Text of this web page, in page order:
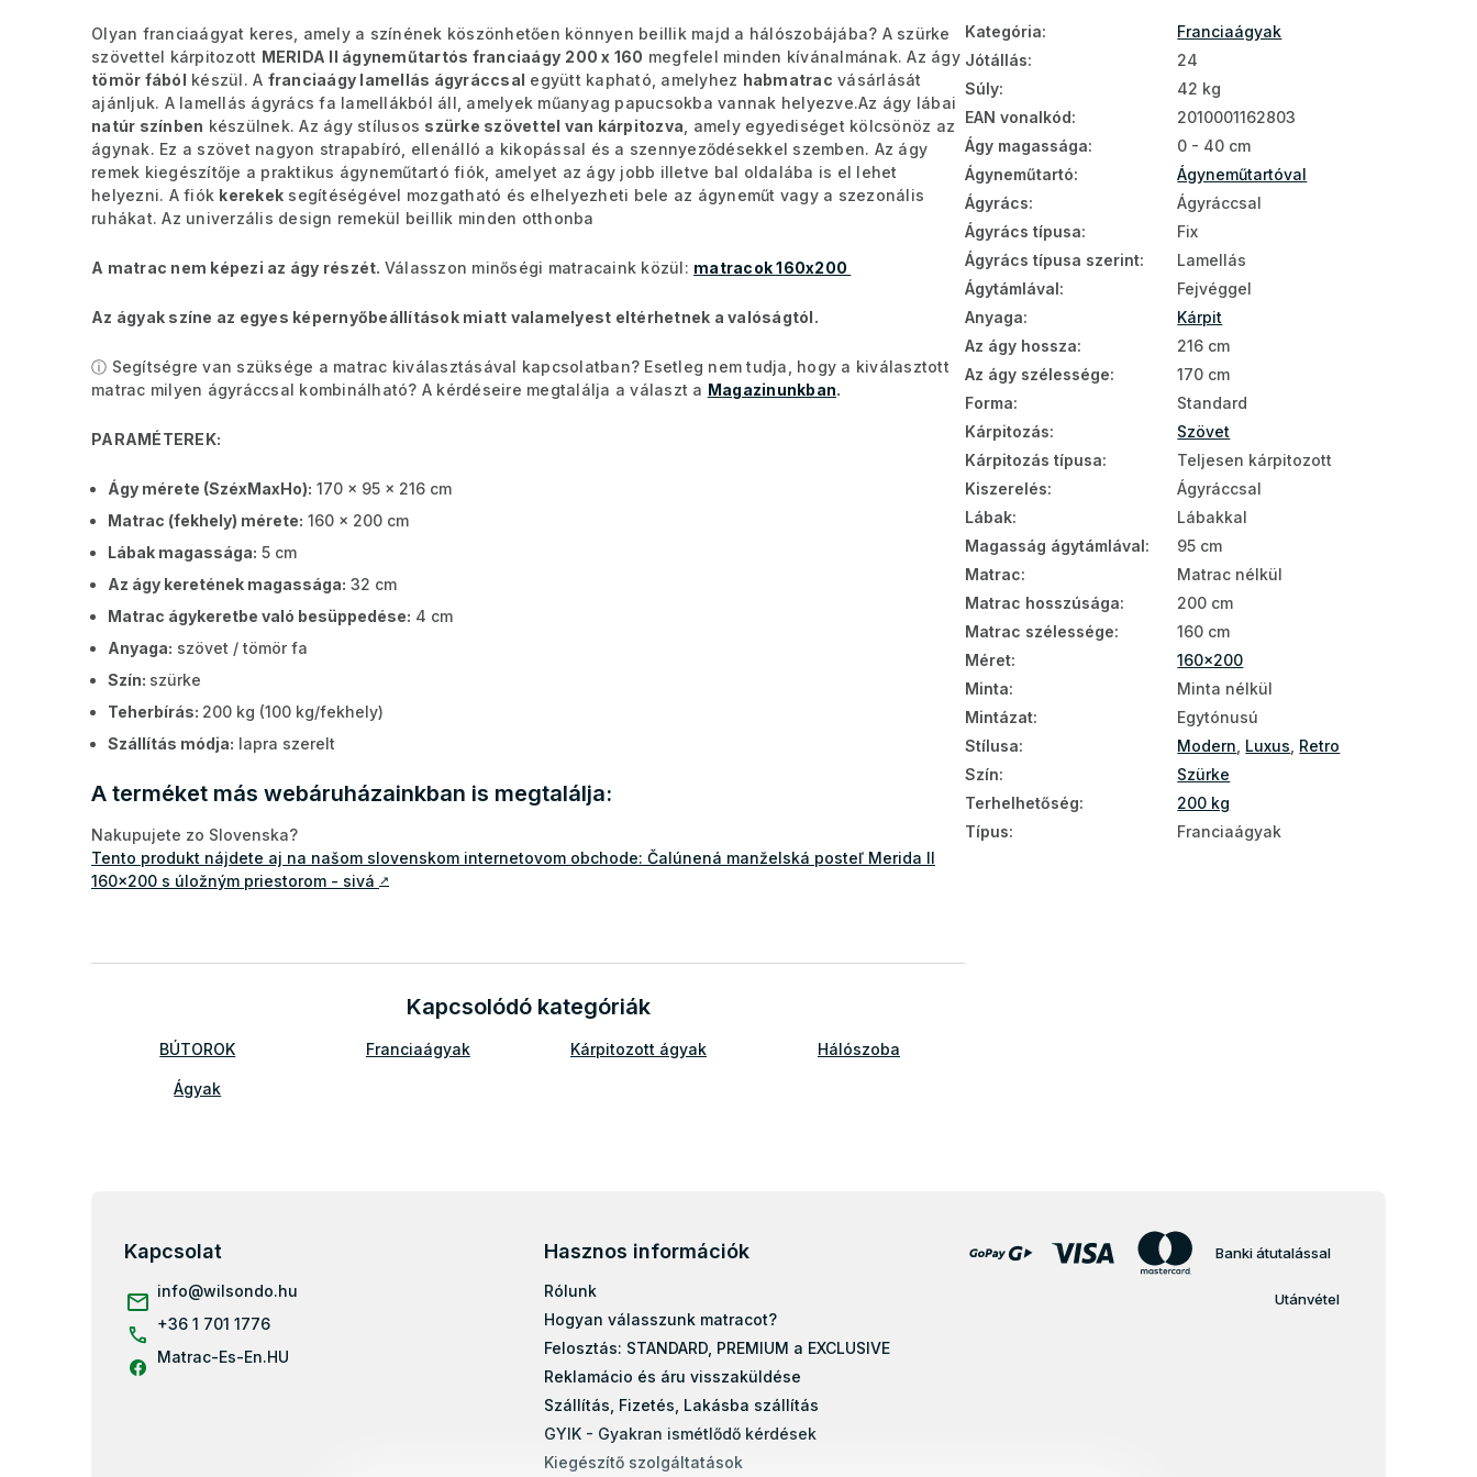
Olyan franciaágyat keres, amely a színének köszönhetően könnyen beillik majd a hálószobájába? A szürke
szövettel kárpitozott MERIDA II ágyneműtartós franciaágy 200 x 160 megfelel minden kívánalmának.Az ágy
tömör fából készül. A franciaágy lamellás ágyráccsal együtt kapható, amelyhez habmatrac vásárlását
ajánljuk. A lamellás ágyrács fa lamellákból áll, amelyek műanyag papucsokba vannak helyezve.Az ágy lábai
natúr színben készülnek. Az ágy stílusos szürke szövettel van kárpitozva , amely egyediséget kölcsönöz az
ágynak. Ez a szövet nagyon strapabíró, ellenálló a kikopással és a szennyeződésekkel szemben. Az ágy
remek kiegészítője a praktikus ágyneműtartó fiók, amelyet az ágy jobb illetve bal oldalába is el lehet
helyezni. A fiók kerekek segítéségével mozgatható és elhelyezheti bele az ágyneműt vagy a szezonális
ruhákat. Az univerzális design remekül beillik minden otthonba
A matrac nem képezi az ágy részét. Válasszon minőségi matracaink közül: matracok 160x200
Az ágyak színe az egyes képernyőbeállítások miatt valamelyest eltérhetnek a valóságtól.
ⓘ Segítségre van szüksége a matrac kiválasztásával kapcsolatban? Esetleg nem tudja, hogy a kiválasztott
matrac milyen ágyráccsal kombinálható? A kérdéseire megtalálja a választ a Magazinunkban.
PARAMÉTEREK:
Ágy mérete (SzéxMaxHo): 170 x 95 x 216 cm
Matrac (fekhely) mérete: 160 x 200 cm
Lábak magassága: 5 cm
Az ágy keretének magassága: 32 cm
Matrac ágykeretbe való besüppedése: 4 cm
Anyaga: szövet / tömör fa
Szín: szürke
Teherbírás: 200 kg (100 kg/fekhely)
Szállítás módja: lapra szerelt
A terméket más webáruházainkban is megtalálja:
Nakupujete zo Slovenska?
Tento produkt nájdete aj na našom slovenskom internetovom obchode: Čalúnená manželská posteľ Merida II
160x200 s úložným priestorom - sivá ↗
Kapcsolódó kategóriák
BÚTOROK Franciaágyak Kárpitozott ágyak Hálószoba
Ágyak
Kategória:
Franciaágyak
Jótállás:
24
Súly:
42 kg
EAN vonalkód:
2010001162803
Ágy magassága:
0 - 40 cm
Ágyneműtartó:
Ágyneműtartóval
Ágyrács:
Ágyráccsal
Ágyrács típusa:
Fix
Ágyrács típusa szerint:
Lamellás
Ágytámlával:
Fejvéggel
Anyaga:
Kárpit
Az ágy hossza:
216 cm
Az ágy szélessége:
170 cm
Forma:
Standard
Kárpitozás:
Szövet
Kárpitozás típusa:
Teljesen kárpitozott
Kiszerelés:
Ágyráccsal
Lábak:
Lábakkal
Magasság ágytámlával:
95 cm
Matrac:
Matrac nélkül
Matrac hosszúsága:
200 cm
Matrac szélessége:
160 cm
Méret:
160x200
Minta:
Minta nélkül
Mintázat:
Egytónusú
Stílusa: Modern Luxus Retro
Szín:
Szürke
Terhelhetőség:
200 kg
Típus: Franciaágyak
Kapcsolat
info@wilsondo.hu
+36 1 701 1776
Matrac-Es-En.HU
Hasznos információk
Rólunk
Hogyan válasszunk matracot?
Felosztás: STANDARD, PREMIUM a EXCLUSIVE
Reklamácio és áru visszaküldése
Szállítás, Fizetés, Lakásba szállítás
GYIK - Gyakran ismétlődő kérdések
Kiegészítő szolgáltatások
Banki átutalással
Utánvétel